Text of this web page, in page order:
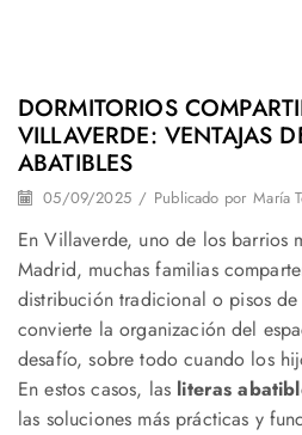
DORMITORIOS
VILLAVERDE: VENTAJAS
ABATIBLES
05/09/2025 / Publicado por María
En Villaverde, uno de los barrios
Madrid, muchas familias
distribución tradicional o pisos
convierte la organización del
desafío, sobre todo cuando los
En estos casos, las literas
las soluciones más prácticas y